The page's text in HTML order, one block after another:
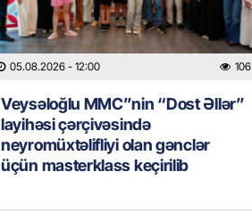
05.08.2026 - 12:00 106
Veysəloğlu MMC”nin “Dost Əllər”
layihəsi çərçivəsində
neyromüxtəlifliyi olan gənclər
üçün masterklass keçirilib